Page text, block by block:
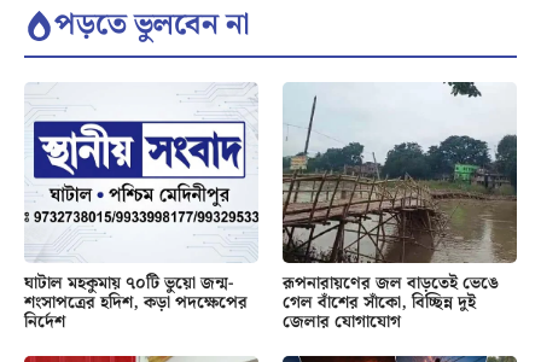
পড়তে ভুলবেন না
ঘাটাল মহকুমায় ৭০টি ভুয়ো জন্ম-
শংসাপত্রের হদিশ, কড়া পদক্ষেপের
নির্দেশ
রূপনারায়ণের জল বাড়তেই ভেঙে
গেল বাঁশের সাঁকো, বিচ্ছিন্ন দুই
জেলার যোগাযোগ